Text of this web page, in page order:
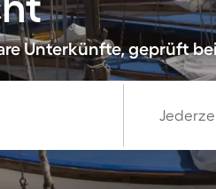
Unterkünfte, geprüft